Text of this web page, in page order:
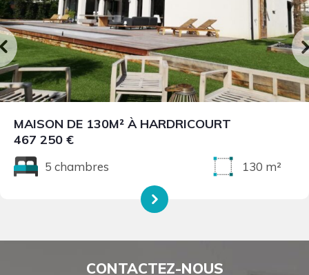
MAISON DE 130M² À HARDRICOURT
467 250 €
5 chambres 130 m²
CONTACTEZ-NOUS